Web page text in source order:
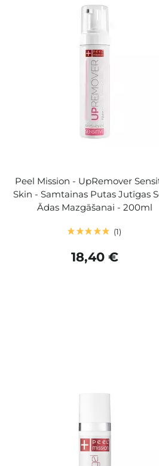
Peel Mission - UpRemover
Skin - Samtainas Putas Jutīgas
Ādas Mazgāšanai - 200ml
1
18,40 €